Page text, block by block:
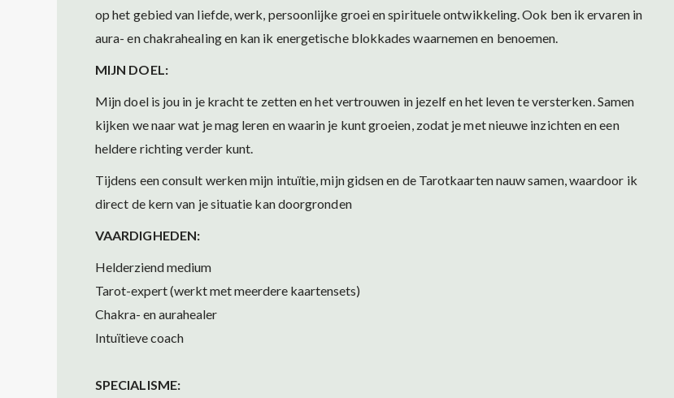
op het gebied van liefde, werk, persoonlijke groei en spirituele ontwikkeling. Ook ben ik ervaren in
aura- en chakrahealing en kan ik energetische blokkades waarnemen en benoemen.
MIJN DOEL:
Mijn doel is jou in je kracht te zetten en het vertrouwen in jezelf en het leven te versterken. Samen
kijken we naar wat je mag leren en waarin je kunt groeien, zodat je met nieuwe inzichten en een
heldere richting verder kunt.
Tijdens een consult werken mijn intuïtie, mijn gidsen en de Tarotkaarten nauw samen, waardoor ik
direct de kern van je situatie kan doorgronden
VAARDIGHEDEN:
Helderziend medium
Tarot-expert (werkt met meerdere kaartensets)
Chakra- en aurahealer
Intuïtieve coach
SPECIALISME: